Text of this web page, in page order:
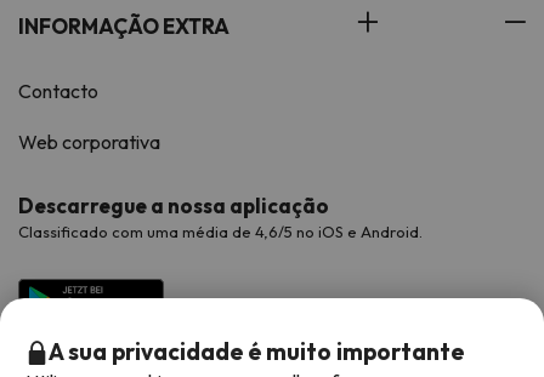
INFORMAÇÃO EXTRA
Contacto
Web corporativa
Descarregue a nossa aplicação
Classificado com uma média de 4,6/5 no iOS e Android.
A sua privacidade é muito importante